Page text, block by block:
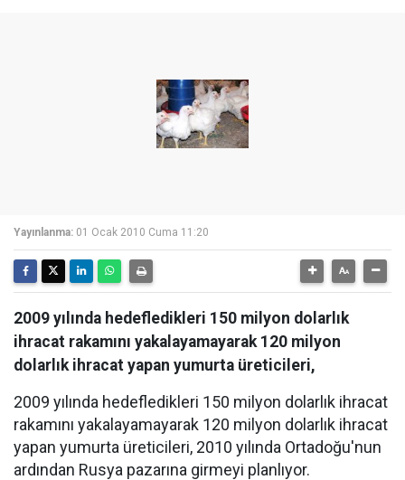
Yayınlanma: 01 Ocak 2010 Cuma 11:20
2009 yılında hedefledikleri 150 milyon dolarlık
ihracat rakamını yakalayamayarak 120 milyon
dolarlık ihracat yapan yumurta üreticileri,
2009 yılında hedefledikleri 150 milyon dolarlık ihracat
rakamını yakalayamayarak 120 milyon dolarlık ihracat
yapan yumurta üreticileri, 2010 yılında Ortadoğu'nun
ardından Rusya pazarına girmeyi planlıyor.